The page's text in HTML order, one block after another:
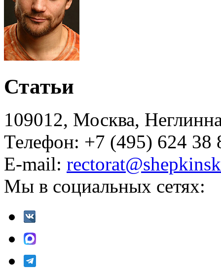
Статьи
109012, Москва,
Телефон: +7 (495) 624 38
E-mail:
Мы в социальных сетях: